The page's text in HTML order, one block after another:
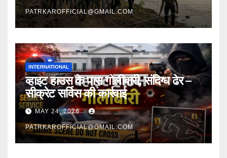
PATRKAROFFICIAL@GMAIL.COM
INTERNATIONAL
व्हाइट हाउस के पास गोलीबारी, संदिग्ध ढेर –
सीक्रेट सर्विस की कार्रवाई
MAY 24, 2026
PATRKAROFFICIAL@GMAIL.COM